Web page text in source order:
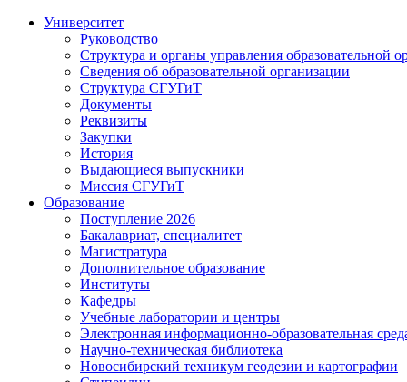
Университет
Руководство
Структура и органы управления образовательной
Сведения об образовательной организации
Структура СГУГиТ
Документы
Реквизиты
Закупки
История
Выдающиеся выпускники
Миссия СГУГиТ
Образование
Поступление 2026
Бакалавриат, специалитет
Магистратура
Дополнительное образование
Институты
Кафедры
Учебные лаборатории и центры
Электронная информационно-образовательная
Научно-техническая библиотека
Новосибирский техникум геодезии и картографии